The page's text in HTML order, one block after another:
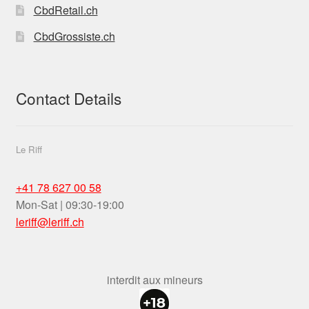
CbdRetail.ch
CbdGrossiste.ch
Contact Details
Le Riff
+41 78 627 00 58
Mon-Sat | 09:30-19:00
leriff@leriff.ch
interdit aux mineurs